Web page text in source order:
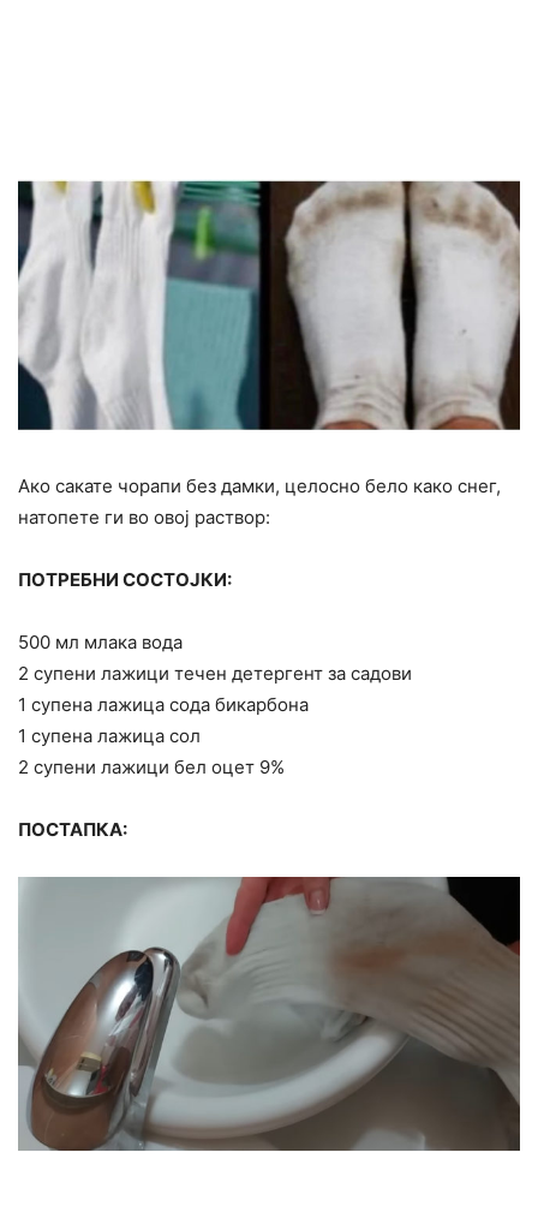
Ако сакате чорапи без дамки, целосно бело како снег,
натопете ги во овој раствор:
ПОТРЕБНИ СОСТОЈКИ:
500 мл млака вода
2 супени лажици течен детергент за садови
1 супена лажица сода бикарбона
1 супена лажица сол
2 супени лажици бел оцет 9%
ПОСТАПКА: